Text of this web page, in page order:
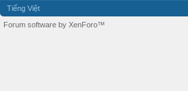
Tiếng Việt
Forum software by XenForo™